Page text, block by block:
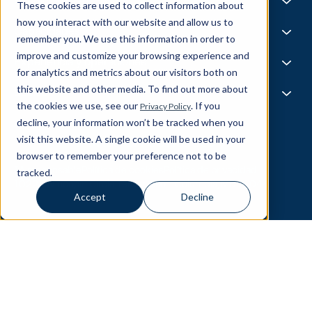
These cookies are used to collect information about
how you interact with our website and allow us to
remember you. We use this information in order to
improve and customize your browsing experience and
for analytics and metrics about our visitors both on
this website and other media. To find out more about
the cookies we use, see our Privacy Policy. If you
decline, your information won’t be tracked when you
visit this website. A single cookie will be used in your
browser to remember your preference not to be
tracked.
Accept Decline
Tecnología, medios y telecomunicaciones
Medios y eventos
Noticias
Bolsa de trabajo
Todas las estrellas
Aspectos destacados del equipo
Mezcla X
Ciencia de datos
Ingeniería de datos
Inteligencia empresarial
Gobernanza de datos
MLOP
Experiencia y operaciones
Experiencia del cliente
Producto
Operaciones empresariales
Cadena de suministro
Socios
About Our Partners
Data Bricks
Copo de nieve
Ponte en contacto
© Blend3602026— All Rights Reserved.
IA responsable
10221 Wincopin Circle, tercer piso - Columbia, MD 21044